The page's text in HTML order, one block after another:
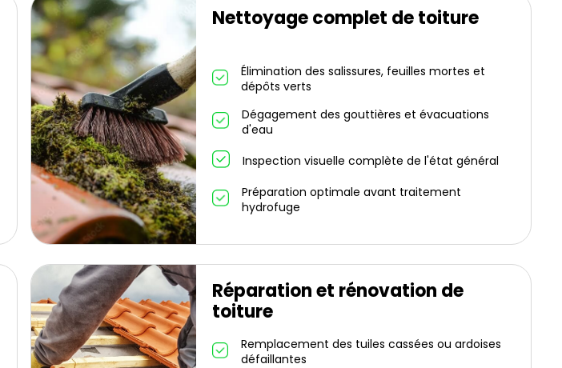
Nettoyage complet de toiture
Élimination des salissures, feuilles mortes et
dépôts verts
Dégagement des gouttières et évacuations
d'eau
Inspection visuelle complète de l'état général
Préparation optimale avant traitement
hydrofuge
Réparation et rénovation de
toiture
Remplacement des tuiles cassées ou ardoises
défaillantes